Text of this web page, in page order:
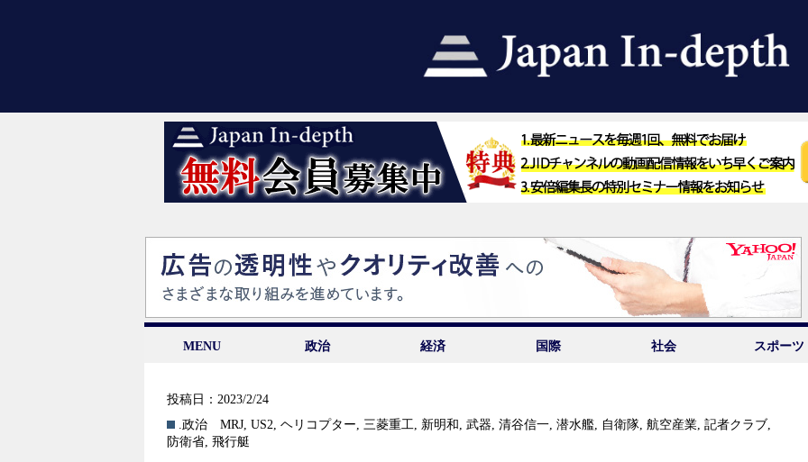
MENU 政治 経済 国際 社会 スポーツ
投稿日：2023/2/24
.政治
MRJ,US2,ヘリコプター,三菱重工, 新明和 ,武器,清谷信一,潜水艦, 自衛隊,航空産業,記者クラブ,
防衛省, 飛行艇